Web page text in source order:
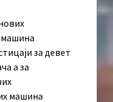
за девет
а за
машина